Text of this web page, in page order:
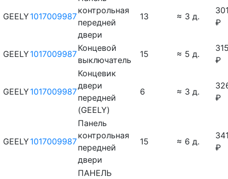
GEELY 1017009987
кoнтpoльнaя
пepeднeй
двepи
13 ≈ 3 д.
₽
GEELY 1017009987
Концевой
выключатель
15 ≈ 5 д.
₽
GEELY 1017009987
Концевик
двери
передней
(GEELY)
6 ≈ 3 д.
₽
GEELY 1017009987
Пaнeль
кoнтpoльнaя
пepeднeй
двepи
15 ≈ 6 д.
₽
ПАНЕЛЬ